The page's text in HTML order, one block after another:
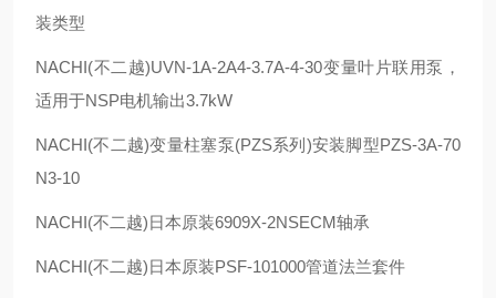
装类型
NACHI(不二越)UVN-1A-2A4-3.7A-4-30变量叶片联用泵，
适用于NSP电机输出3.7kW
NACHI(不二越)变量柱塞泵(PZS系列 )安装脚型PZS-3A-70
N3-10
NACHI(不二越)日本原装6909X-2NSECM轴承
NACHI(不二越)日本原装PSF-101000管道法兰套件